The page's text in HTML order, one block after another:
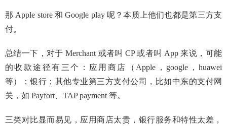
那 Apple store 和 Google play 呢？本质上他们也都是第三方支
付。
总结一下，对于 Merchant 或者叫 CP 或者叫 App 来说，可能
的收款途径有三个：应用商店（Apple，google，huawei
等）；银行；其他专业第三方支付公司，比如中东的支付网
关，如 Payfort、TAP payment 等。
三类对比显而易见，应用商店太贵，银行服务和特性太差，